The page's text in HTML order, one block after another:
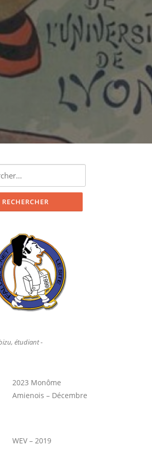
:
étudiant -
2023 Monôme
Amienois – Décembre
WEV – 2019